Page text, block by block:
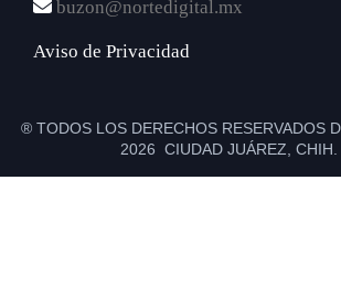
buzon@nortedigital.mx
Aviso de Privacidad
® TODOS LOS DERECHOS RESERVADOS
2026 CIUDAD JUÁREZ, CHIH.